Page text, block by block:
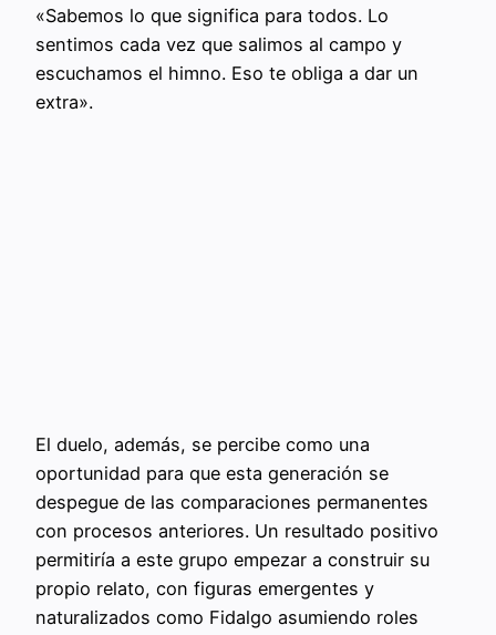
«Sabemos lo que significa para todos. Lo
sentimos cada vez que salimos al campo y
escuchamos el himno. Eso te obliga a dar un
extra».
El duelo, además, se percibe como una
oportunidad para que esta generación se
despegue de las comparaciones permanentes
con procesos anteriores. Un resultado positivo
permitiría a este grupo empezar a construir su
propio relato, con figuras emergentes y
naturalizados como Fidalgo asumiendo roles